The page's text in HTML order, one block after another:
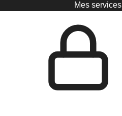
Mes services